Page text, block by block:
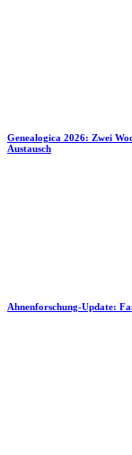
Genealogica 2026: Zwei
Austausch
Ahnenforschung-Update: